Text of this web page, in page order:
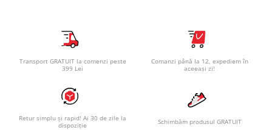
Transport GRATUIT la comenzi peste
399 Lei
Comanzi până la 12, expediem în
aceeași zi!
Retur simplu și rapid! Ai 30 de zile la
dispoziție
Schimbăm produsul GRATUIT